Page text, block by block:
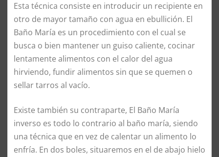
Esta técnica consiste en introducir un recipiente en
otro de mayor tamaño con agua en ebullición. El
Baño María es un procedimiento con el cual se
busca o bien mantener un guiso caliente, cocinar
lentamente alimentos con el calor del agua
hirviendo, fundir alimentos sin que se quemen o
sellar tarros al vacío.
Existe también su contraparte, El Baño María
inverso es todo lo contrario al baño maría, siendo
una técnica que en vez de calentar un alimento lo
enfría. En dos boles, situaremos en el de abajo hielo